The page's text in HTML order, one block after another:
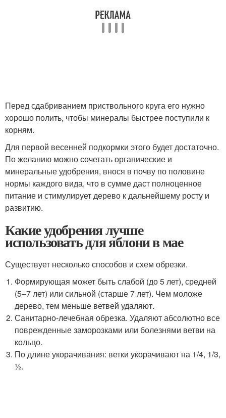
Перед сдабриванием приствольного круга его нужно
хорошо полить, чтобы минералы быстрее поступили к
корням.
Для первой весенней подкормки этого будет достаточно.
По желанию можно сочетать органические и
минеральные удобрения, внося в почву по половине
нормы каждого вида, что в сумме даст полноценное
питание и стимулирует дерево к дальнейшему росту и
развитию.
Какие удобрения лучше
использовать для яблони в мае
Существует несколько способов и схем обрезки.
Формирующая может быть слабой (до 5 лет), средней
(5–7 лет) или сильной (старше 7 лет). Чем моложе
дерево, тем меньше ветвей удаляют.
Санитарно-лечебная обрезка. Удаляют абсолютно все
поврежденные заморозками или болезнями ветви на
кольцо.
По длине укорачивания: ветки укорачивают на 1/4, 1/3,
½.